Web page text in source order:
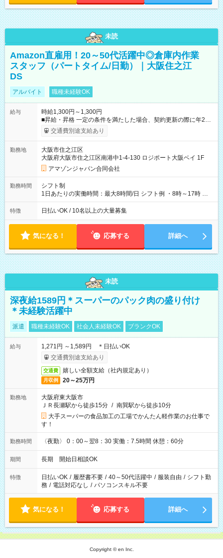
未読
Amazon直雇用！20～50代活躍中◎倉庫内作業
スタッフ（パートタイム/日勤）｜大阪住之江
DS
アルバイト 職種未経験OK
給与
時給1,300円～1,300円
■昇給・昇格 一定の条件を満たした場合、契約更新の際に年2回
まで昇給の機会があります。 ■正社員登用制度あり ※月末締/翌
月25日支払い ※時間外手当、別途支給 ※深夜割増賃金 (22:00～
☆Amazon直雇用で安定して働けます！ 【試用期間】試用期間
あり 試用期間の長さ：1週間 雇用形態、給与は本採用時と同じ
です。
交通費別途支給あり
勤務地
大阪市住之江区
大阪府大阪市住之江区南港中1-4-130 ロジポート大阪ベイ 1F
アマゾンジャパン合同会社
勤務時間
シフト制
1日あたりの実働時間：最大8時間/日 シフト例 ・8時～17時 ・
12時～21時
特徴 日払いOK / 10名以上の大量募集
気になる！ 応募する 詳細へ
未読
深夜給1589円＊スーパーのパック肉の盛り付け
＊未経験活躍中
派遣 職種未経験OK 社会人未経験OK ブランクOK
給与
1,271円 ～1,589円 ＊日払いOK
交通費別途支給あり
交通費 嬉しい全額支給（社内規定あり）
月収例 20～25万円
勤務地
大阪府東大阪市
ＪＲ長瀬駅から徒歩15分 / 南巽駅から徒歩10分
大手スーパーの食品加工の工場でかんたん軽作業のお仕事で
す！
勤務時間 〈夜勤〉 0：00～翌8：30 実働：7.5時間 休憩：60分
期間 長期 開始日相談OK
特徴 日払いOK / 履歴書不要 / 40～50代活躍中 / 服装自由 / シフト勤
務 / 電話対応なし / パソコンスキル不要
気になる！ 応募する 詳細へ
Copyright © en Inc.